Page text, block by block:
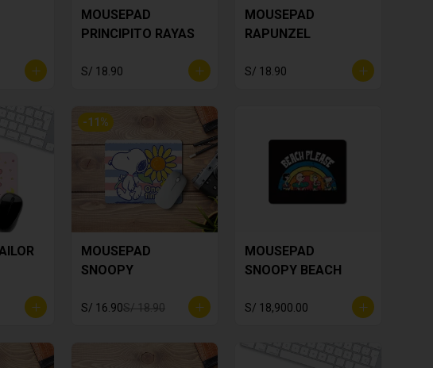
MOUSEPAD
PRINCIPITO RAYAS
S/ 18.90
MOUSEPAD
RAPUNZEL
S/ 18.90
-11 %
MOUSEPAD
SNOOPY
S/ 16.90S/ 18.90
MOUSEPAD
SNOOPY BEACH
S/ 18,900.00